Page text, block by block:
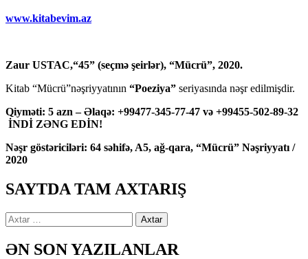
www.kitabevim.az
Zaur USTAC,“45” (seçmə şeirlər), “Mücrü”, 2020.
Kitab “Mücrü”nəşriyyatının “Poeziya” seriyasında nəşr edilmişdir.
Qiyməti: 5 azn – Əlaqə: +99477-345-77-47 və +99455-502-89-32
İNDİ ZƏNG EDİN!
Nəşr göstəriciləri: 64 səhifə, A5, ağ-qara, “Mücrü” Nəşriyyatı /
2020
SAYTDA TAM AXTARIŞ
Axtarış:
ƏN SON YAZILANLAR